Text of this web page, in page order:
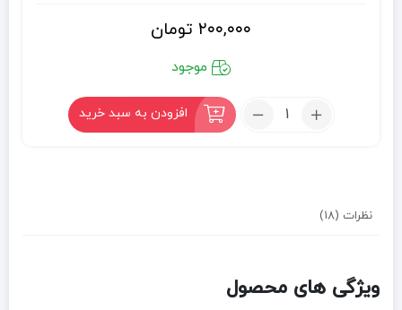
۲۰۰,۰۰۰ تومان
موجود
تعداد:
افزودن به سبد خرید
نظرات (18)
ویژگی های محصول